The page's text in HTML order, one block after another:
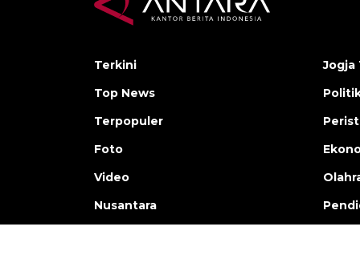
Terkini
Top News
Terpopuler
Foto
Video
Nusantara
Jogja